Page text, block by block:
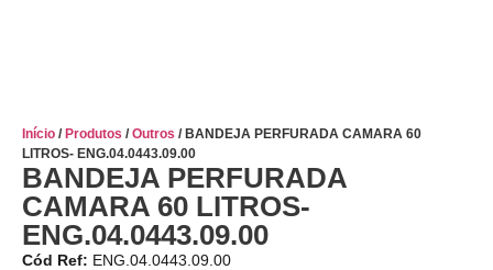
Início / Produtos /Outros / BANDEJA PERFURADA CAMARA 60
LITROS- ENG.04.0443.09.00
BANDEJA PERFURADA
CAMARA 60 LITROS-
ENG.04.0443.09.00
Cód Ref: ENG.04.0443.09.00